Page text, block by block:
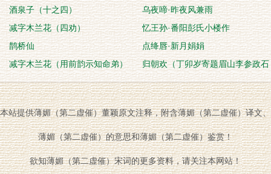
酒泉子（十之四）
乌夜啼·昨夜风兼雨
减字木兰花（四劝）
忆王孙·番阳彭氏小楼作
鹊桥仙
点绛唇·新月娟娟
减字木兰花（用前韵示知命弟）
归朝欢（丁卯岁寄题眉山李参政石
林）
本站提供薄媚（第二虚催）董颖原文注释，附含薄媚（第二虚催）译文、
薄媚（第二虚催）的意思和薄媚（第二虚催）鉴赏！
欲知薄媚（第二虚催）宋词的更多资料，请关注本网站！